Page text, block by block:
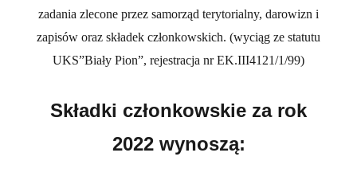
zadania zlecone przez samorząd terytorialny, darowizn i
zapisów oraz składek członkowskich. (wyciąg ze statutu
UKS”Biały Pion”, rejestracja nr EK.III4121/1/99)
Składki członkowskie za rok
2022 wynoszą: